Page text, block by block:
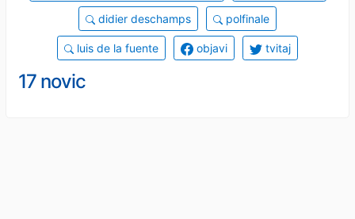
didier deschamps polfinale
luis de la fuente objavi tvitaj
17 novic